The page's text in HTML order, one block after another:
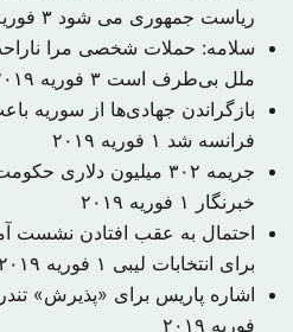
ریاست جمهوری می شود ۳ فوریه ۲۰۱۹
سلامه: حملات شخصی مرا
ملل بی‌طرف است ۳ فوریه ۲۰۱۹
بازگراندن جهادی‌ها از سوریه
فرانسه شد ۱ فوریه ۲۰۱۹
جریمه ۳۰۲ میلیون
خبرنگار
۱ فوریه ۲۰۱۹
احتمال به عقب افتادن نشست
برای انتخابات لیبی ۱ فوریه ۲۰۱۹
اشاره پاریس برای «پذیرش»
فوریه ۲۰۱۹